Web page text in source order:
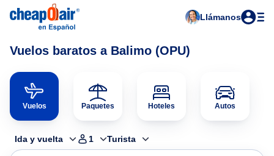
Llámanos
Vuelos baratos a Balimo (OPU)
Vuelos Paquetes Hoteles Autos
Ida y vuelta 1 Turista